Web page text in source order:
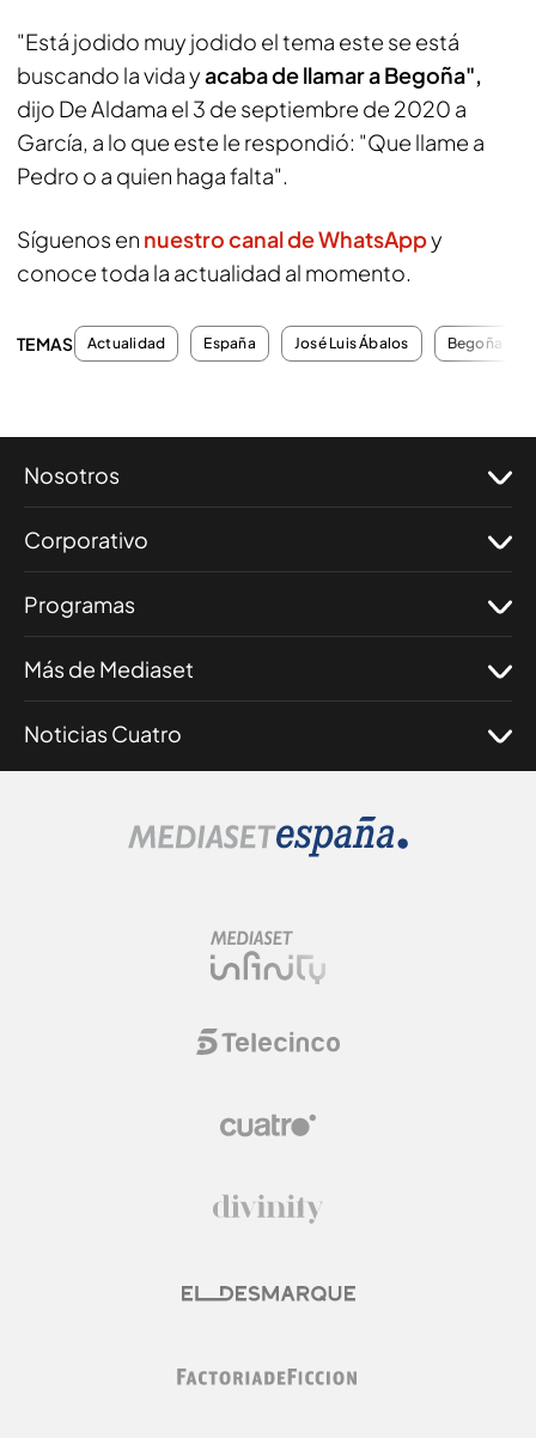
"Está jodido muy jodido el tema este se está
buscando la vida yacaba de llamar a Begoña",
dijo De Aldama el 3 de septiembre de 2020 a
García, a lo que este le respondió: "Que llame a
Pedro o a quien haga falta".
Síguenos en nuestro canal de WhatsAppy
conoce toda la actualidad al momento.
TEMAS Actualidad España José Luis Ábalos Begoña
Nosotros
Corporativo
Programas
Más de Mediaset
Noticias Cuatro